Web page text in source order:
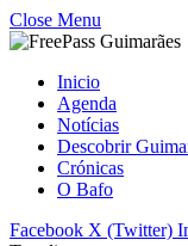
Close Menu
Inicio
Agenda
Notícias
Descobrir
Crónicas
O Bafo
Facebook X (Twitter)